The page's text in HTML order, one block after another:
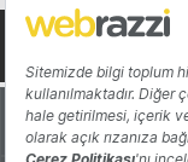
Hakkında